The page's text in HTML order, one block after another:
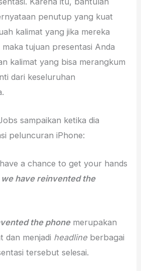
penutup yang kuat
kalimat yang jika mereka
tujuan presentasi Anda
kalimat yang bisa merangkum
dari keseluruhan
sampaikan ketika dia
peluncuran iPhone:
a chance to get your hands
we have reinvented the
the phonemerupakan
dan menjadi headline berbagai
tersebut selesai.